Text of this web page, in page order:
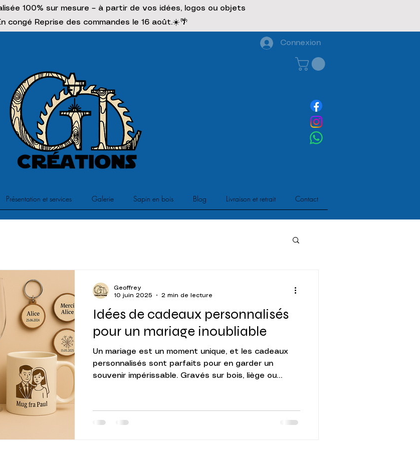
100% sur mesure – à partir de vos idées, logos ou objets
congé Reprise des commandes le 16 août.☀️🌴
Connexion
Présentation et services Galerie Sapin en bois Blog Livraison et retrait Contact
Idées de cadeaux personnalisés
pour un mariage inoubliable
Un mariage est un moment unique, et les cadeaux
personnalisés sont parfaits pour en garder un
souvenir impérissable. Gravés sur bois, liège ou
objet personnalisé, c’est créer une émotion et un
souvenir qui restera longtemps gravé.
Geoffrey
10 juin 2025
2 min de lecture